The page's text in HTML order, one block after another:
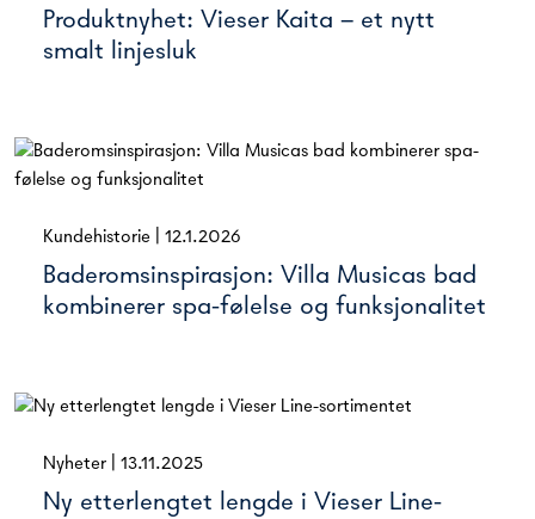
Produktnyhet: Vieser Kaita – et nytt
smalt linjesluk
Kundehistorie 12.1.2026
Baderomsinspirasjon: Villa Musicas bad
kombinerer spa-følelse og funksjonalitet
Nyheter 13.11.2025
Ny etterlengtet lengde i Vieser Line-